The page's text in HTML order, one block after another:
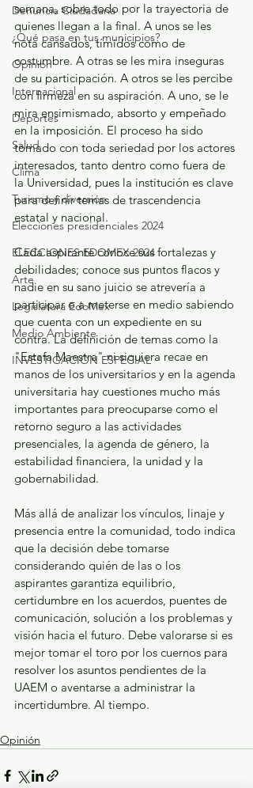
Denuncia Ciudadana
¿Qué pasa en tus municipios?
Opinión
Internacional
Deportes
Salud
Clima
Turismo y diversión
Elecciones presidenciales 2024
ELECCIONES EDOMEX 2024
Arte
Legislatura EdoMéx
Medio Ambiente
INVESTIGACIÓN ESPECIAL
semana, sobre todo por la trayectoria de
quienes llegan a la final. A unos se les
nota cansados, tímidos como de
costumbre. A otras se les mira inseguras
de su participación. A otros se les percibe
con firmeza en su aspiración. A uno, se le
mira ensimismado, absorto y empeñado
en la imposición. El proceso ha sido
tomado con toda seriedad por los actores
interesados, tanto dentro como fuera de
la Universidad, pues la institución es clave
para definir temas de trascendencia
estatal y nacional.
Cada aspirante conoce sus fortalezas y
debilidades; conoce sus puntos flacos y
nadie en su sano juicio se atrevería a
participar o a meterse en medio sabiendo
que cuenta con un expediente en su
contra. La definición de temas como la
"Estafa Maestra" ni siquiera recae en
manos de los universitarios y en la agenda
universitaria hay cuestiones mucho más
importantes para preocuparse como el
retorno seguro a las actividades
presenciales, la agenda de género, la
estabilidad financiera, la unidad y la
gobernabilidad.
Más allá de analizar los vínculos, linaje y
presencia entre la comunidad, todo indica
que la decisión debe tomarse
considerando quién de las o los
aspirantes garantiza equilibrio,
certidumbre en los acuerdos, puentes de
comunicación, solución a los problemas y
visión hacia el futuro. Debe valorarse si es
mejor tomar el toro por los cuernos para
resolver los asuntos pendientes de la
UAEM o aventarse a administrar la
incertidumbre. Al tiempo.
Opinión